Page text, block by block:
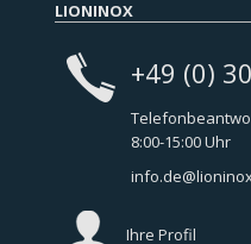
LIONINOX
+49 (0)
8:00-15:00 Uhr
Ihre Profil